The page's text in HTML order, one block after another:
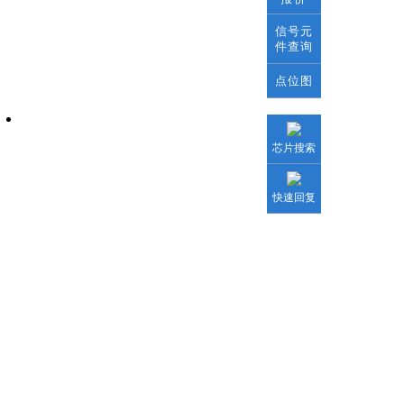
信号元
件查询
点位图
芯片搜索
快速回复